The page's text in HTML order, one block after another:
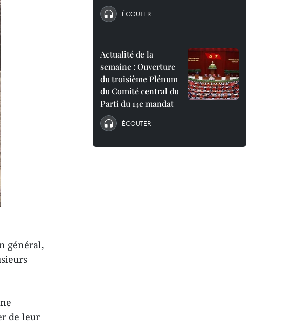
général,
de leur
ÉCOUTER
Actualité de la
semaine : Ouverture
du troisième Plénum
du Comité central du
Parti du 14e mandat
ÉCOUTER